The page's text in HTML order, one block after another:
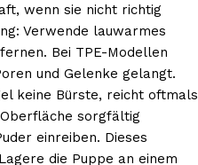
wenn sie nicht richtig
Verwende lauwarmes
Bei TPE-Modellen
und Gelenke gelangt.
keine Bürste, reicht oftmals
sorgfältig
einreiben. Dieses
die Puppe an einem